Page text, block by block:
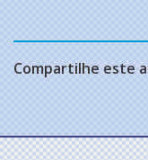
Compartilhe este